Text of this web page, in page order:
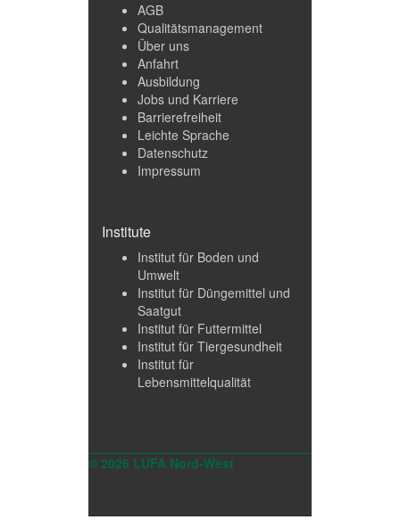
AGB
Qualitätsmanagement
Über uns
Anfahrt
Ausbildung
Jobs und Karriere
Barrierefreiheit
Leichte Sprache
Datenschutz
Impressum
Institute
Institut für Boden und
Umwelt
Institut für Düngemittel und
Saatgut
Institut für Futtermittel
Institut für Tiergesundheit
Institut für
Lebensmittelqualität
© 2026 LUFA Nord-West